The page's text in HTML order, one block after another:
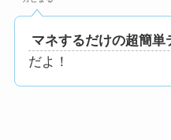
マネするだけの超簡単
だよ！